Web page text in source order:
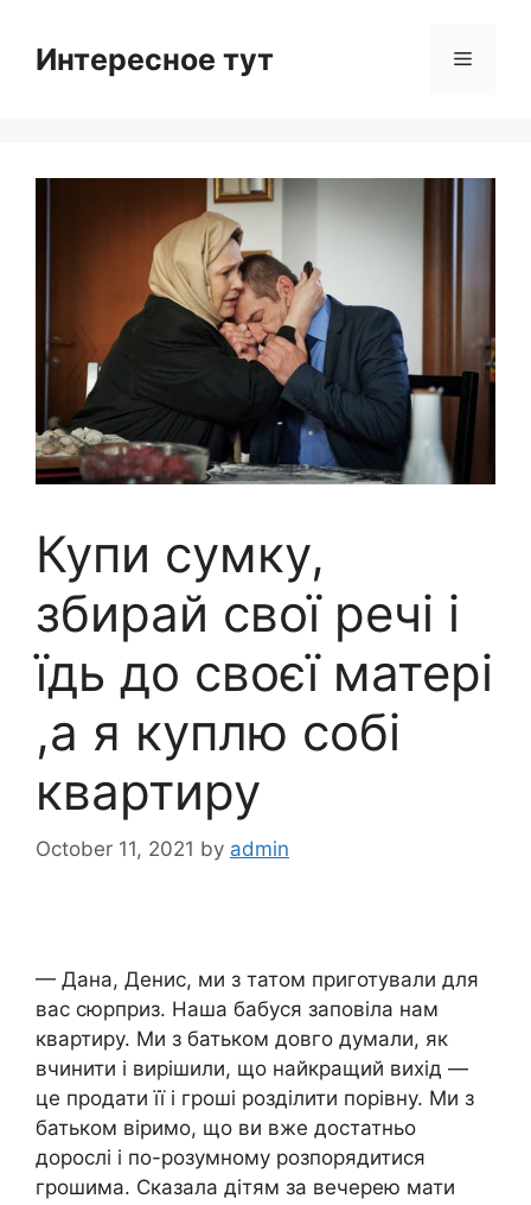
contentИнтересное тут Menu
Купи сумку,
збирай свої речі і
їдь до своєї матері
,а я куплю собі
квартиру
October 11, 2021 by admin
— Дана, Денис, ми з татом приготували для
вас сюрприз. Наша бабуся заповіла нам
квартиру. Ми з батьком довго думали, як
вчинити і вирішили, що найкращий вихід —
це продати її і гроші розділити порівну. Ми з
батьком віримо, що ви вже достатньо
дорослі і по-розумному розпорядитися
грошима. Сказала дітям за вечерею мати